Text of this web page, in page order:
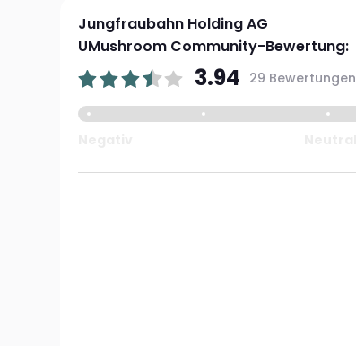
Jungfraubahn Holding AG
UMushroom Community-Bewertung:
3.94 29 Bewertungen